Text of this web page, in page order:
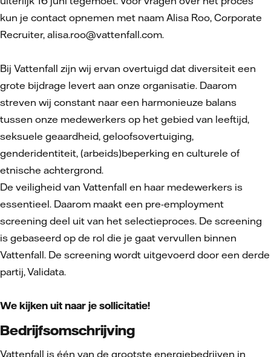
kun je contact opnemen met naam Alisa Roo, Corporate
Recruiter, alisa.roo@vattenfall.com.
Bij Vattenfall zijn wij ervan overtuigd dat diversiteit een
grote bijdrage levert aan onze organisatie. Daarom
streven wij constant naar een harmonieuze balans
tussen onze medewerkers op het gebied van leeftijd,
seksuele geaardheid, geloofsovertuiging,
genderidentiteit, (arbeids)beperking en culturele of
etnische achtergrond.
De veiligheid van Vattenfall en haar medewerkers is
essentieel. Daarom maakt een pre-employment
screening deel uit van het selectieproces. De screening
is gebaseerd op de rol die je gaat vervullen binnen
Vattenfall. De screening wordt uitgevoerd door een derde
partij, Validata.
We kijken uit naar je sollicitatie!
Bedrijfsomschrijving
Vattenfall is één van de grootste energiebedrijven in